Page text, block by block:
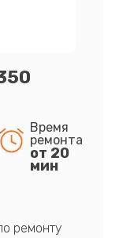
Время
ремонта
от 20
мин
ремонту